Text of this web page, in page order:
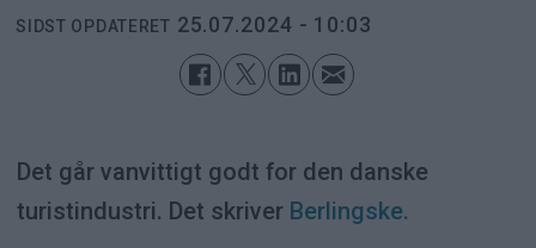
SIDST OPDATERET 25.07.2024 - 10:03
Det går vanvittigt godt for den danske
turistindustri. Det skriver Berlingske.